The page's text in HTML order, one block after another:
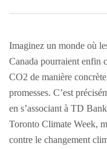
Imaginez un monde où
Canada pourraient enfin
CO2 de manière
promesses. C’est
en s’associant à TD
Toronto Climate Week,
contre le changement